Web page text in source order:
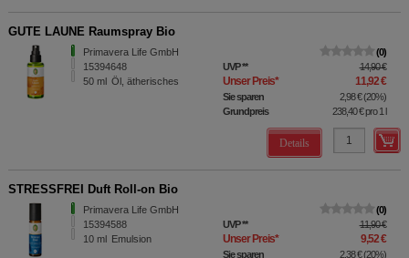
GUTE LAUNE Raumspray Bio
Primavera Life GmbH
15394648
50 ml Öl, ätherisches
0
UVP** 14,90 €
Unser Preis* 11,92 €
Sie sparen 2,98 €(20%)
Grundpreis
238,40 €pro 1 l
Details
STRESSFREI Duft Roll-on Bio
Primavera Life GmbH
15394588
10 ml Emulsion
0
UVP** 11,90 €
Unser Preis* 9,52 €
Sie sparen 2,38 €(20%)